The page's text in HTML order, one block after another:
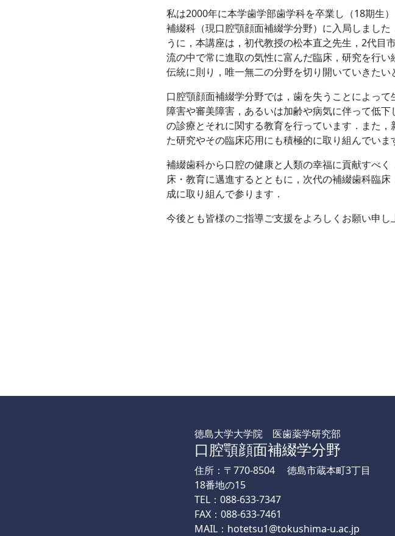
私は2000年に本学歯学部歯学科を卒業し（18期生
補綴科（現口腔顎顔面補綴学分野）に入局しました
うに，本講座は，初代教授の松本直之先生，2代目
流の中で常に進取の気性に富んだ臨床，研究を行
伝統に則り，唯一無二の分野を切り開いていきたい
口腔顎顔面補綴学分野では，歯を失うことによっ
障害や審美障害，あるいは加齢や病気に伴って低
の診療とそれに関する教育を行っています．また
た研究やその臨床応用にも積極的に取り組んでい
補綴歯科から口腔の健康と人類の幸福に貢献すべ
床・教育に邁進するとともに，次代の補綴歯科臨
成に取り組んで参ります．
今後とも皆様のご指導ご支援をよろしくお願い申し
徳島大学大学院 医歯薬学研究部
口腔顎顔面補綴学分野
住所：〒770-8504 徳島市蔵本町3丁目
18番地の15
TEL：088-633-7347
FAX：088-633-7461
MAIL：hotetsu1@tokushima-u.ac.jp